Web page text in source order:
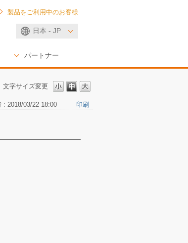
日本 - JP
パートナー
製品をご利用中のお客様
文字サイズ変更
: 2018/03/22 18:00 印刷